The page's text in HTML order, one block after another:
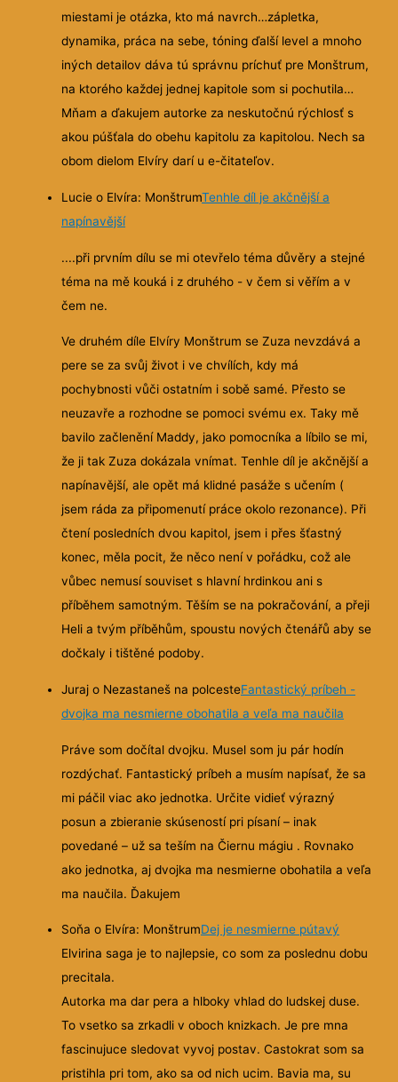
miestami je otázka, kto má navrch…zápletka,
dynamika, práca na sebe, tóning ďalší level a mnoho
iných detailov dáva tú správnu príchuť pre Monštrum,
na ktorého každej jednej kapitole som si pochutila…
Mňam a ďakujem autorke za neskutočnú rýchlosť s
akou púšťala do obehu kapitolu za kapitolou. Nech sa
obom dielom Elvíry darí u e-čitateľov.
Lucie o Elvíra: MonštrumTenhle díl je akčnější a
napínavější
....při prvním dílu se mi otevřelo téma důvěry a stejné
téma na mě kouká i z druhého - v čem si věřím a v
čem ne.
Ve druhém díle Elvíry Monštrum se Zuza nevzdává a
pere se za svůj život i ve chvílích, kdy má
pochybnosti vůči ostatním i sobě samé. Přesto se
neuzavře a rozhodne se pomoci svému ex. Taky mě
bavilo začlenění Maddy, jako pomocníka a líbilo se mi,
že ji tak Zuza dokázala vnímat. Tenhle díl je akčnější a
napínavější, ale opět má klidné pasáže s učením (
jsem ráda za připomenutí práce okolo rezonance). Při
čtení posledních dvou kapitol, jsem i přes šťastný
konec, měla pocit, že něco není v pořádku, což ale
vůbec nemusí souviset s hlavní hrdinkou ani s
příběhem samotným. Těším se na pokračování, a přeji
Heli a tvým příběhům, spoustu nových čtenářů aby se
dočkaly i tištěné podoby.
Juraj o Nezastaneš na polcesteFantastický príbeh -
dvojka ma nesmierne obohatila a veľa ma naučila
Práve som dočítal dvojku. Musel som ju pár hodín
rozdýchať. Fantastický príbeh a musím napísať, že sa
mi páčil viac ako jednotka. Určite vidieť výrazný
posun a zbieranie skúseností pri písaní – inak
povedané – už sa teším na Čiernu mágiu . Rovnako
ako jednotka, aj dvojka ma nesmierne obohatila a veľa
ma naučila. Ďakujem
Soňa o Elvíra: MonštrumDej je nesmierne pútavý
Elvirina saga je to najlepsie, co som za poslednu dobu
precitala.
Autorka ma dar pera a hlboky vhlad do ludskej duse.
To vsetko sa zrkadli v oboch knizkach. Je pre mna
fascinujuce sledovat vyvoj postav. Castokrat som sa
pristihla pri tom, ako sa od nich ucim. Bavia ma, su